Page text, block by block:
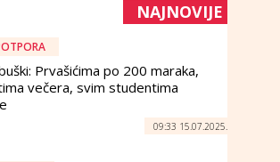
NAJNOVIJE
Prvašićima po 200 maraka,
večera, svim studentima
09:33 15.07.2025.